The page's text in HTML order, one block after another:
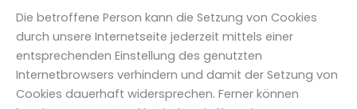
Die betroffene Person kann die Setzung von Cookies
durch unsere Internetseite jederzeit mittels einer
entsprechenden Einstellung des genutzten
Internetbrowsers verhindern und damit der Setzung von
Cookies dauerhaft widersprechen. Ferner können